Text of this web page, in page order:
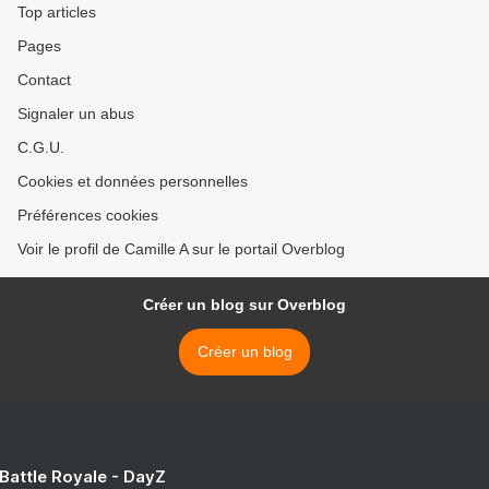
Top articles
Pages
Contact
Signaler un abus
C.G.U.
Cookies et données personnelles
Préférences cookies
Voir le profil de Camille A sur le portail Overblog
Créer un blog sur Overblog
Créer un blog
Royale - DayZ